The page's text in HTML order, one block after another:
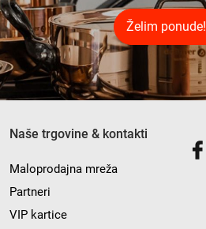
Želim ponude!
Naše trgovine & kontakti
Maloprodajna mreža
Partneri
VIP kartice